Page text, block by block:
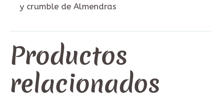
y crumble de Almendras
Productos
relacionados